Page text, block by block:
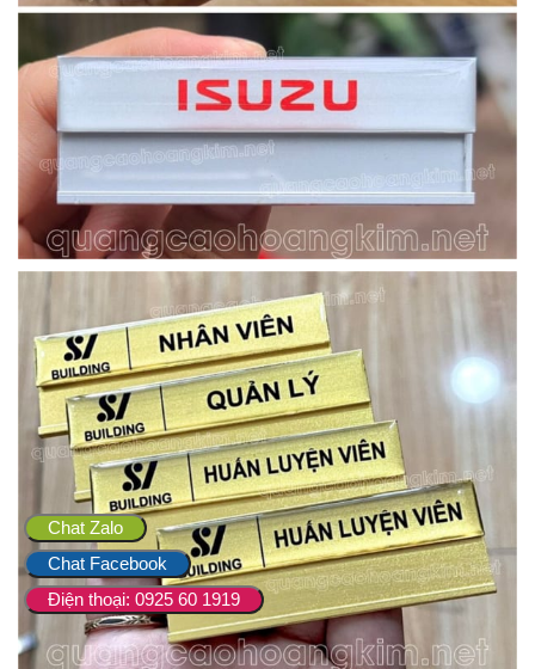
Chat Zalo
Chat Facebook
Điện thoại: 0925 60 1919